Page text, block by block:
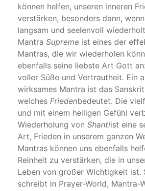
können helfen, unseren inneren
verstärken, besonders dann,
langsam und seelenvoll
Mantra Supreme ist eines der
Mantras, die wir wiederholen
ebenfalls seine liebste Art Gott
voller Süße und Vertrautheit. Ein
wirksames Mantra ist das
welches Friedenbedeutet. Die
und mit einem heiligen Gefühl
Wiederholung von Shantiist eine
Art, Frieden in unserem ganzen
Mantras können uns ebenfalls
Reinheit zu verstärken, die in
Leben von großer Wichtigkeit ist.
schreibt in Prayer-World, Mantra-